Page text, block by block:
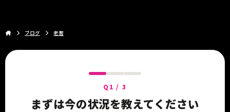
ブログ 老害
Q1 / 3
まずは今の状況を教えてください